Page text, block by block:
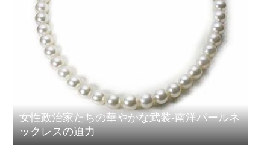
女性政治家たちの華やかな武装-南洋パールネ
ックレスの迫力